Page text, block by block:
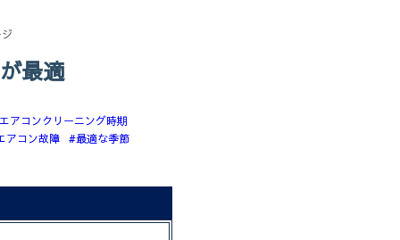
最適
エアコンクリーニング時期
アコン故障
#最適な季節